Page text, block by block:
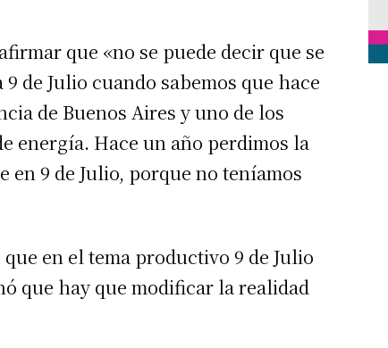
que «no se puede decir que se
de Julio cuando sabemos que hace
de Buenos Aires y uno de los
energía. Hace un año perdimos la
9 de Julio, porque no teníamos
en el tema productivo 9 de Julio
que hay que modificar la realidad